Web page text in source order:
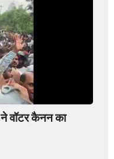
ने वॉटर कैनन का